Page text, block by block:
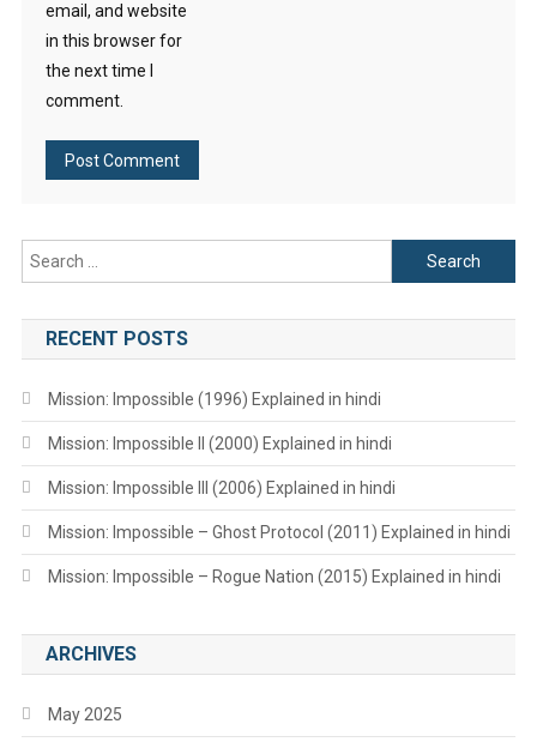
email, and website
in this browser for
the next time I
comment.
Search
for:
RECENT POSTS
Mission: Impossible (1996) Explained in hindi
Mission: Impossible II (2000) Explained in hindi
Mission: Impossible III (2006) Explained in hindi
Mission: Impossible – Ghost Protocol (2011) Explained in hindi
Mission: Impossible – Rogue Nation (2015) Explained in hindi
ARCHIVES
May 2025